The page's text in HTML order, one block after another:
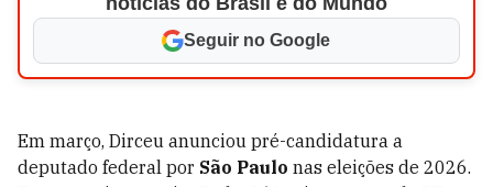
Seguir no Google
Em março, Dirceu anunciou pré-candidatura a
deputado federal por São Paulo nas eleições de 2026.